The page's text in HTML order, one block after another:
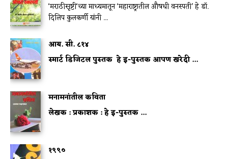
‘मराठीसृष्टी‘च्या माध्यमातून ‘महाराष्ट्रातील औषधी वनस्पती’ हे डॉ.
दिलिप कुलकर्णी यांनी ...
आय. सी. ८१४
स्मार्ट डिजिटल पुस्तक हे इ-पुस्तक आपण खरेदी ...
मनामनांतील कविता
लेखक :प्रकाशक :हे इ-पुस्तक ...
१९९०